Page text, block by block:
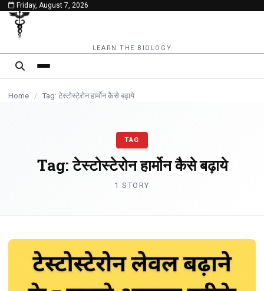
content
Friday, August 7, 2026
LEARN THE BIOLOGY
Home / Tag: टेस्टोस्टेरोन हार्मोन कैसे बढ़ाये
TAG
Tag:टेस्टोस्टेरोन हार्मोन कैसे बढ़ाये
1 STORY